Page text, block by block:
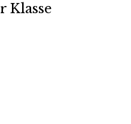
Klasse